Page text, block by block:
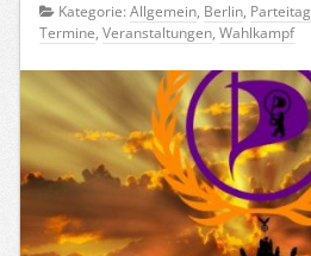
Kategorie: Allgemein, Berlin, Parteitag
Termine, Veranstaltungen, Wahlkampf